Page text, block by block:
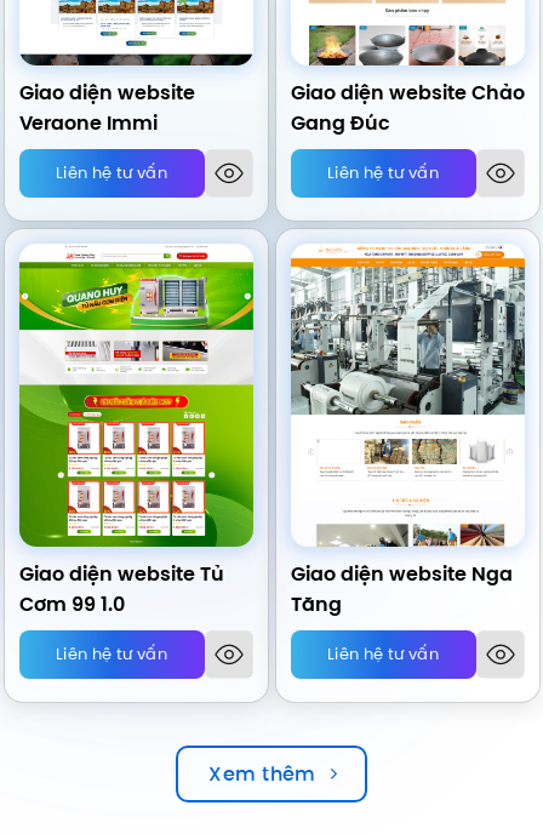
Giao diện website
Veraone Immi
Liên hệ tư vấn
Giao diện website Chảo
Gang Đúc
Liên hệ tư vấn
Giao diện website Tủ
Cơm 99 1.0
Liên hệ tư vấn
Giao diện website Nga
Tăng
Liên hệ tư vấn
Xem thêm